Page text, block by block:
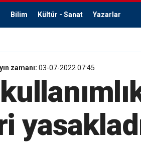
Bilim Kültür - Sanat Yazarlar
zamanı: 03-07-2022 07:45